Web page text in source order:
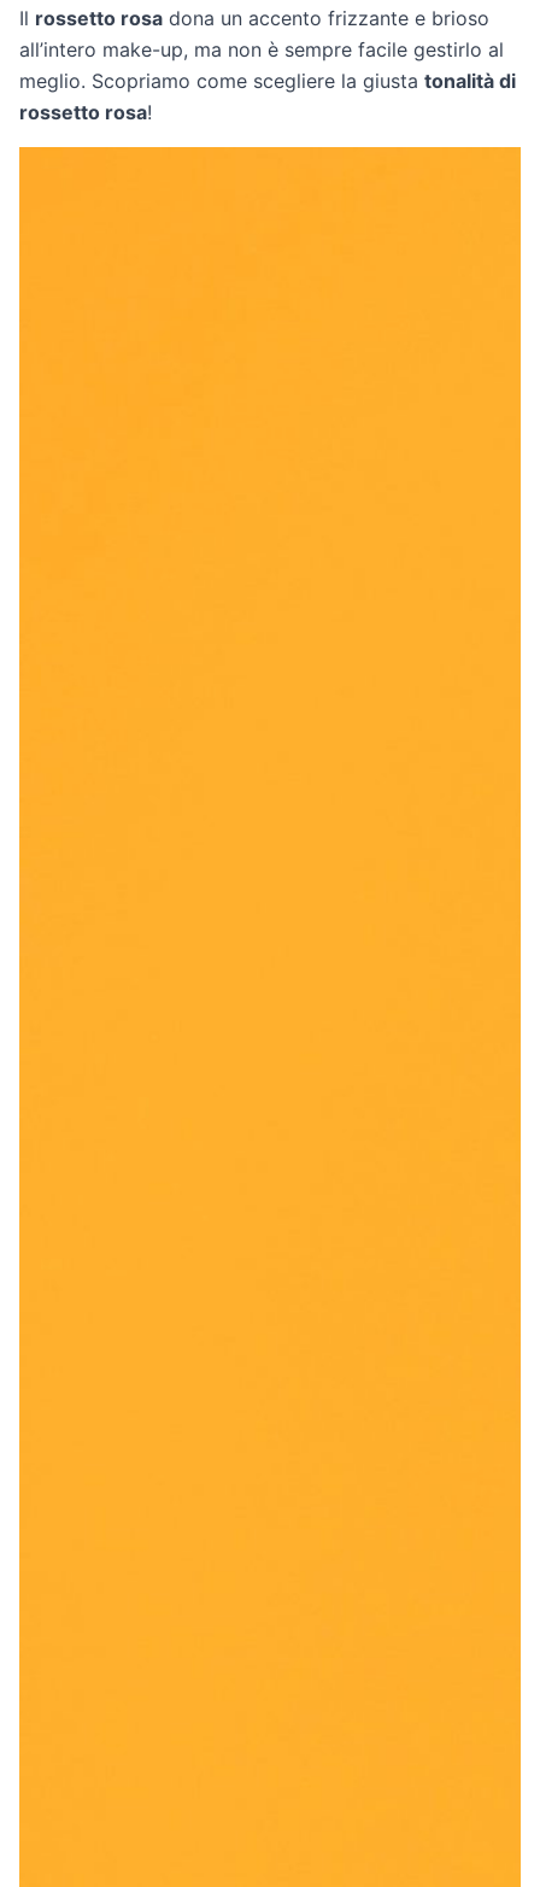
Il rossetto rosa dona un accento frizzante e brioso
all’intero make-up, ma non è sempre facile gestirlo al
meglio. Scopriamo come scegliere la giusta tonalità di
rossetto rosa!